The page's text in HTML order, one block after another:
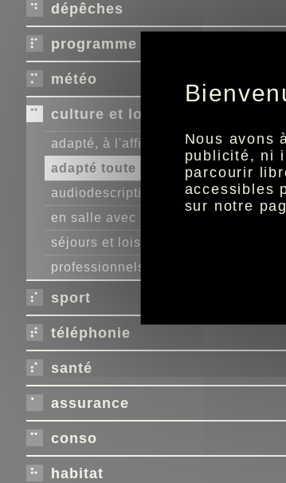
dépêches
programme télé
météo
culture et loisirs
adapté, à l'affiche
adapté toute l'année
audiodescription en salle
en salle avec allociné
séjours et loisirs
professionnels, contactez-nous
sport
téléphonie
santé
assurance
conso
habitat
Nous avons
publicité, ni
parcourir
accessibles
sur notre